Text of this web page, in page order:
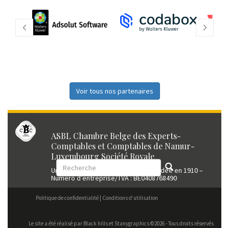
Voir tous nos partenaires
ASBL Chambre Belge des Experts-
Comptables et Comptables de Namur-
Luxembourg Société Royale
Union professionnelle reconnue fondée en 1910 –
Numéro d’entreprise/TVA : BE0408768490
Politique de confidentialité Conditions d’utilisation
Le site a été réalisé par Black hillset Stanygraphics ©2026 - Tous droits réservés